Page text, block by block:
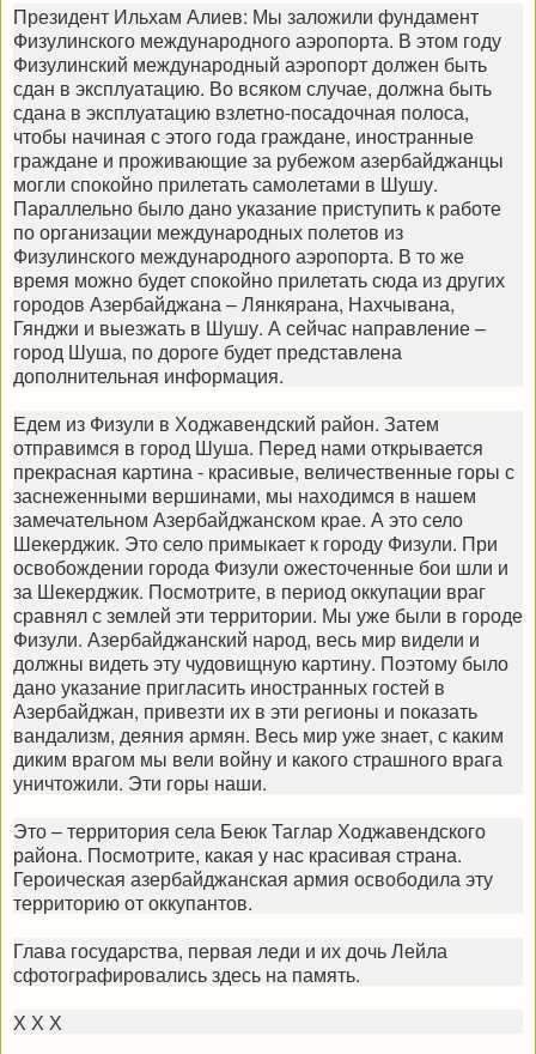
Президент Ильхам Алиев: Мы заложили фундамент
Физулинского международного аэропорта. В этом году
Физулинский международный аэропорт должен быть
сдан в эксплуатацию. Во всяком случае, должна быть
сдана в эксплуатацию взлетно-посадочная полоса,
чтобы начиная с этого года граждане, иностранные
граждане и проживающие за рубежом азербайджанцы
могли спокойно прилетать самолетами в Шушу.
Параллельно было дано указание приступить к работе
по организации международных полетов из
Физулинского международного аэропорта. В то же
время можно будет спокойно прилетать сюда из других
городов Азербайджана – Лянкярана, Нахчывана,
Гянджи и выезжать в Шушу. А сейчас направление –
город Шуша, по дороге будет представлена
дополнительная информация.
Едем из Физули в Ходжавендский район. Затем
отправимся в город Шуша. Перед нами открывается
прекрасная картина - красивые, величественные горы с
заснеженными вершинами, мы находимся в нашем
замечательном Азербайджанском крае. А это село
Шекерджик. Это село примыкает к городу Физули. При
освобождении города Физули ожесточенные бои шли и
за Шекерджик. Посмотрите, в период оккупации враг
сравнял с землей эти территории. Мы уже были в городе
Физули. Азербайджанский народ, весь мир видели и
должны видеть эту чудовищную картину. Поэтому было
дано указание пригласить иностранных гостей в
Азербайджан, привезти их в эти регионы и показать
вандализм, деяния армян. Весь мир уже знает, с каким
диким врагом мы вели войну и какого страшного врага
уничтожили. Эти горы наши.
Это – территория села Беюк Таглар Ходжавендского
района. Посмотрите, какая у нас красивая страна.
Героическая азербайджанская армия освободила эту
территорию от оккупантов.
Глава государства, первая леди и их дочь Лейла
сфотографировались здесь на память.
Х Х Х